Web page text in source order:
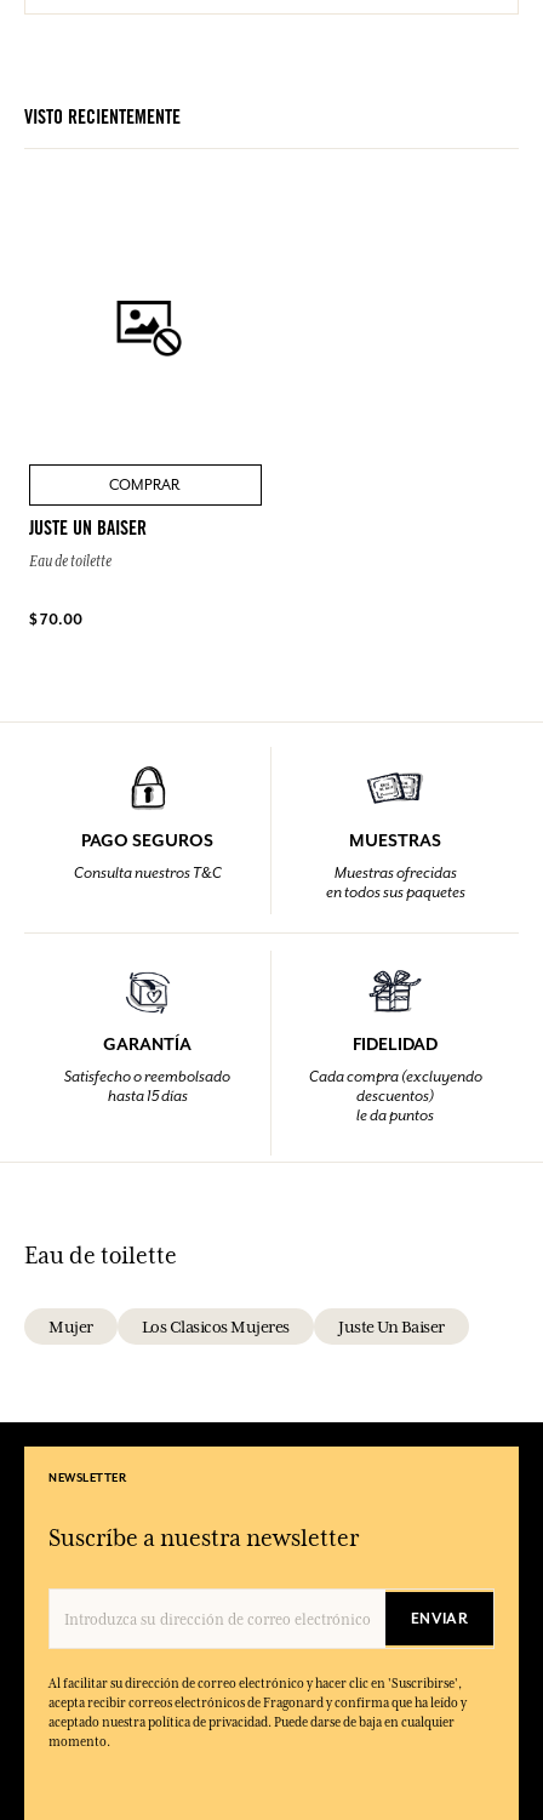
VISTO RECIENTEMENTE
COMPRAR
JUSTE UN BAISER
Eau de toilette
$ 70.00
PAGO SEGUROS
Consulta nuestros T&C
MUESTRAS
Muestras ofrecidas
en todos sus paquetes
GARANTÍA
Satisfecho o reembolsado
hasta 15 días
FIDELIDAD
Cada compra (excluyendo
descuentos)
le da puntos
Eau de toilette
Mujer Los Clasicos Mujeres Juste Un Baiser
NEWSLETTER
Suscríbe a nuestra newsletter
ENVIAR
Al facilitar su dirección de correo electrónico y hacer clic en 'Suscribirse',
acepta recibir correos electrónicos de Fragonard y confirma que ha leído y
aceptado nuestra política de privacidad. Puede darse de baja en cualquier
momento.